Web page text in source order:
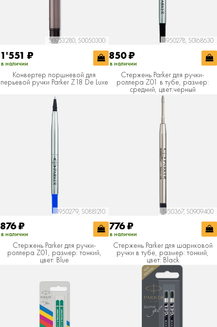
S0953280, S0050300
1'551₽
в наличии
Конвертер поршневой для
перьевой ручки Parker Z18 De Luxe
1950278, S0168630
850₽
в наличии
Стержень Parker для ручки-
роллера Z01 в тубе, размер:
средний, цвет:черный
1950279, S0881210
876₽
в наличии
Стержень Parker для ручки-
роллера Z01, размер: тонкий,
цвет: Blue
1950367, S0909400
776₽
в наличии
Стержень Parker для шариковой
ручки в тубе, размер: тонкий,
цвет: Black